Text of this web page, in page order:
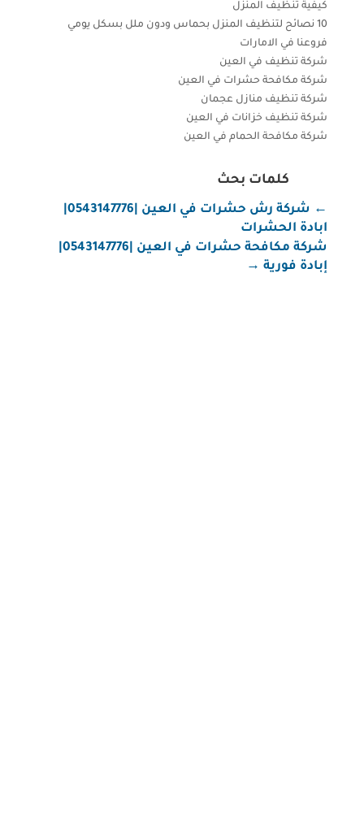
كيفية تنظيف المنزل
10 نصائح لتنظيف المنزل بحماس ودون ملل بسكل يومي
فروعنا في الامارات
شركة تنظيف في العين
شركة مكافحة حشرات في العين
شركة تنظيف منازل عجمان
شركة تنظيف خزانات في العين
شركة مكافحة الحمام في العين
كلمات بحث
←
شركة رش حشرات في العين |0543147776|
ابادة الحشرات
شركة مكافحة حشرات في العين |0543147776|
إبادة فورية→